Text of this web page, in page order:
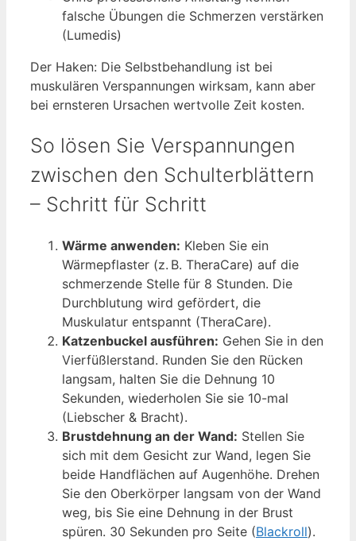
falsche Übungen die Schmerzen verstärken
(Lumedis)
Der Haken: Die Selbstbehandlung ist bei
muskulären Verspannungen wirksam, kann aber
bei ernsteren Ursachen wertvolle Zeit kosten.
So lösen Sie Verspannungen
zwischen den Schulterblättern
– Schritt für Schritt
Wärme anwenden: Kleben Sie ein
Wärmepflaster (z. B. TheraCare) auf die
schmerzende Stelle für 8 Stunden. Die
Durchblutung wird gefördert, die
Muskulatur entspannt (TheraCare).
Katzenbuckel ausführen: Gehen Sie in den
Vierfüßlerstand. Runden Sie den Rücken
langsam, halten Sie die Dehnung 10
Sekunden, wiederholen Sie sie 10-mal
(Liebscher & Bracht).
Brustdehnung an der Wand: Stellen Sie
sich mit dem Gesicht zur Wand, legen Sie
beide Handflächen auf Augenhöhe. Drehen
Sie den Oberkörper langsam von der Wand
weg, bis Sie eine Dehnung in der Brust
spüren. 30 Sekunden pro Seite (Blackroll).